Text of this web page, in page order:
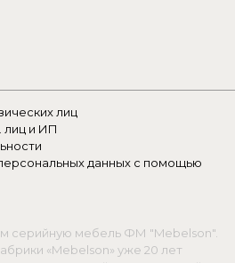
лиц
лиц и ИП
данных с помощью
серийную мебель ФМ "Mebelson".
«Mebelson» уже 20 лет